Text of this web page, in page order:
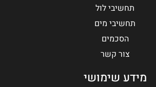
תחשיבי לול
תחשיבי מים
הסכמים
צור קשר
מידע שימושי